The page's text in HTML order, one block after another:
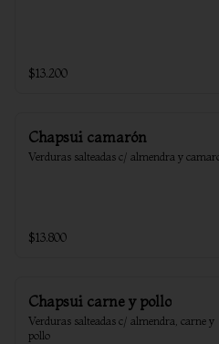
$13.200
Chapsui camarón
Verduras salteadas c/ almendra y
$13.800
Chapsui carne y pollo
Verduras salteadas c/ almendra, carne y
pollo